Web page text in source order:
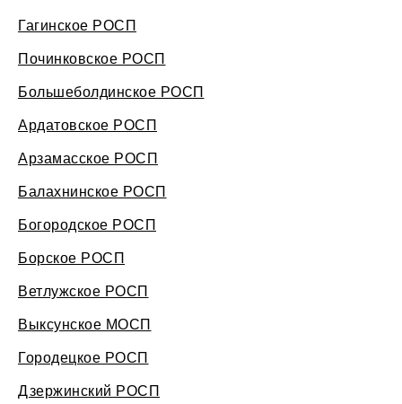
Гагинское РОСП
Починковское РОСП
Большеболдинское РОСП
Ардатовское РОСП
Арзамасское РОСП
Балахнинское РОСП
Богородское РОСП
Борское РОСП
Ветлужское РОСП
Выксунское МОСП
Городецкое РОСП
Дзержинский РОСП